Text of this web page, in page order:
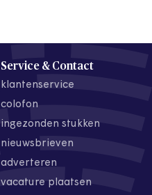
Service & Contact
klantenservice
colofon
ingezonden stukken
nieuwsbrieven
adverteren
vacature plaatsen